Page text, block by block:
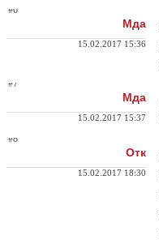
#6
Мда
15.02.2017 15:36
#7
Мда
15.02.2017 15:37
#8
Отк
15.02.2017 18:30